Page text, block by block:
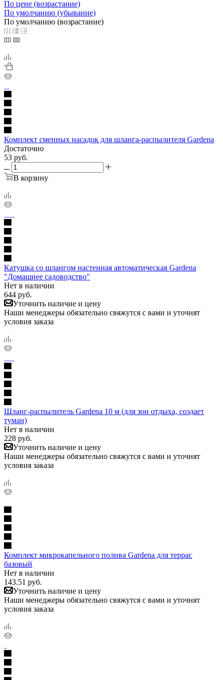
По цене (возрастание)
По умолчанию (убывание)
По умолчанию (возрастание)
Комплект сменных насадок для шланга-распылителя Gardena
Достаточно
53 руб.
В корзину
Катушка со шлангом настенная автоматическая Gardena
"Домашнее садоводство"
Нет в наличии
644 руб.
Уточнить наличие и цену
Наши менеджеры обязательно свяжутся с вами и уточнят
условия заказа
Шланг-распылитель Gardena 10 м (для зон отдыха, создает
туман)
Нет в наличии
228 руб.
Уточнить наличие и цену
Наши менеджеры обязательно свяжутся с вами и уточнят
условия заказа
Комплект микрокапельного полива Gardena для террас
базовый
Нет в наличии
143.51 руб.
Уточнить наличие и цену
Наши менеджеры обязательно свяжутся с вами и уточнят
условия заказа